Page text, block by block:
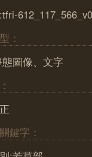
：
圖像、文字
鍵字：